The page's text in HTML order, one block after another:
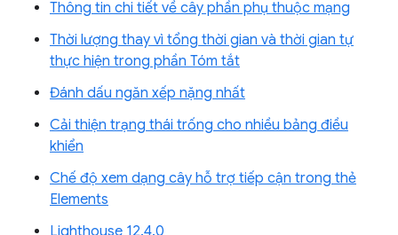
Thông tin chi tiết về cây phần phụ thuộc mạng
Thời lượng thay vì tổng thời gian và thời gian tự
thực hiện trong phần Tóm tắt
Đánh dấu ngăn xếp nặng nhất
Cải thiện trạng thái trống cho nhiều bảng điều
khiển
Chế độ xem dạng cây hỗ trợ tiếp cận trong thẻ
Elements
Lighthouse 12.4.0